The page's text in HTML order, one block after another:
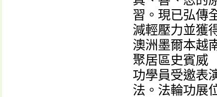
習。現已弘傳
減輕壓力並獲
澳洲墨爾本越
聚居區史賓威
功學員受邀表
法。法輪功展